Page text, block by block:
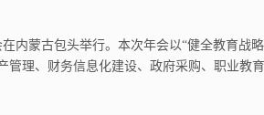
内蒙古包头举行。本次年会以“健全教育战
管理、财务信息化建设、政府采购、职业教